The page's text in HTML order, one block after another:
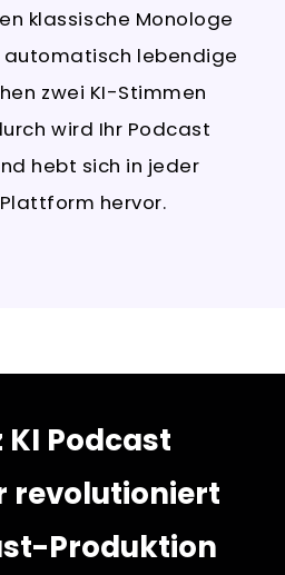
klassische Monologe
lebendige
zwei KI-Stimmen
wird Ihr Podcast
hebt sich in jeder
hervor.
KI Podcast
revolutioniert
Produktion